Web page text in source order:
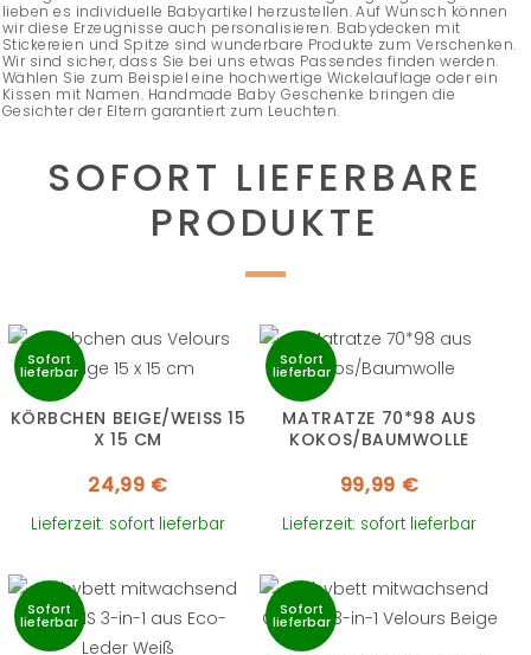
lieben es individuelle Babyartikel herzustellen. Auf Wunsch können
wir diese Erzeugnisse auch personalisieren. Babydecken mit
Stickereien und Spitze sind wunderbare Produkte zum Verschenken.
Wir sind sicher, dass Sie bei uns etwas Passendes finden werden.
Wählen Sie zum Beispiel eine hochwertige Wickelauflage oder ein
Kissen mit Namen. Handmade Baby Geschenke bringen die
Gesichter der Eltern garantiert zum Leuchten.
SOFORT LIEFERBARE
PRODUKTE
KÖRBCHEN BEIGE/WEISS 15 X
15 CM
24,99 €
Sofort
lieferbar
Lieferzeit: sofort lieferbar
MATRATZE 70*98 AUS
KOKOS/BAUMWOLLE
99,99 €
Sofort
lieferbar
Lieferzeit: sofort lieferbar
Sofort
lieferbar
Sofort
lieferbar